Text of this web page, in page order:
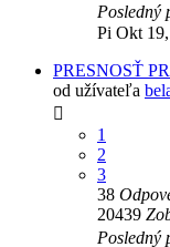
Posledný
Pi Okt
PRESNOSŤ
od užívateľa
1
2
3
38
20439
Posledný